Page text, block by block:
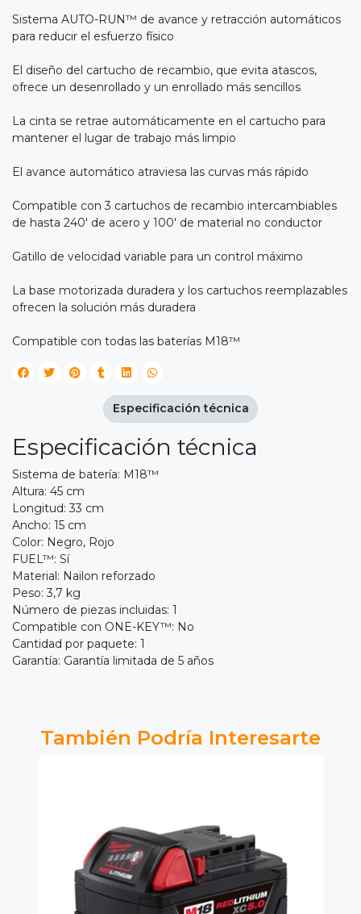
Sistema AUTO-RUN™ de avance y retracción automáticos
para reducir el esfuerzo físico
El diseño del cartucho de recambio, que evita atascos,
ofrece un desenrollado y un enrollado más sencillos
La cinta se retrae automáticamente en el cartucho para
mantener el lugar de trabajo más limpio
El avance automático atraviesa las curvas más rápido
Compatible con 3 cartuchos de recambio intercambiables
de hasta 240' de acero y 100' de material no conductor
Gatillo de velocidad variable para un control máximo
La base motorizada duradera y los cartuchos reemplazables
ofrecen la solución más duradera
Compatible con todas las baterías M18™
Especificación técnica
Sistema de batería: M18™
Altura: 45 cm
Longitud: 33 cm
Ancho: 15 cm
Color: Negro, Rojo
FUEL™: Sí
Material: Nailon reforzado
Peso: 3,7 kg
Número de piezas incluidas: 1
Compatible con ONE-KEY™: No
Cantidad por paquete: 1
Garantía: Garantía limitada de 5 años
Especificación técnica
También Podría Interesarte